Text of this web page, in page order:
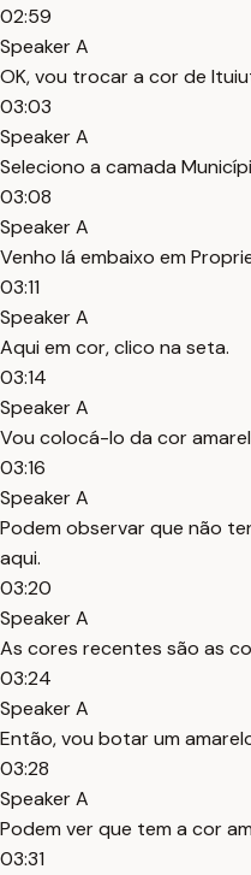
02:59
Speaker A
OK, vou trocar a cor de
03:03
Speaker A
Seleciono a camada
03:08
Speaker A
Venho lá embaixo em
03:11
Speaker A
Aqui em cor, clico na seta.
03:14
Speaker A
Vou colocá-lo da cor
03:16
Speaker A
Podem observar que não
aqui.
03:20
Speaker A
As cores recentes são as
03:24
Speaker A
Então, vou botar um
03:28
Speaker A
Podem ver que tem a cor
03:31